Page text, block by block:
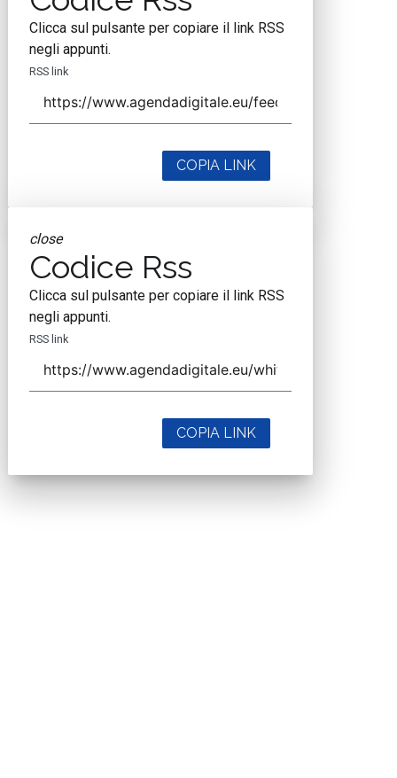
Clicca sul pulsante per copiare il link RSS
negli appunti.
RSS link
COPIA LINK
close
Codice Rss
Clicca sul pulsante per copiare il link RSS
negli appunti.
RSS link
COPIA LINK